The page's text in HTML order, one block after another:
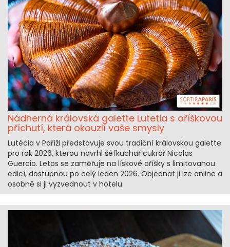
Nádherná královská galette Lutetia s oříškovou
příchutí, která okouzlí vaše smysly
Lutécia v Paříži představuje svou tradiční královskou galette
pro rok 2026, kterou navrhl šéfkuchař cukrář Nicolas
Guercio. Letos se zaměřuje na lískové oříšky s limitovanou
edicí, dostupnou po celý leden 2026. Objednat ji lze online a
osobně si ji vyzvednout v hotelu.